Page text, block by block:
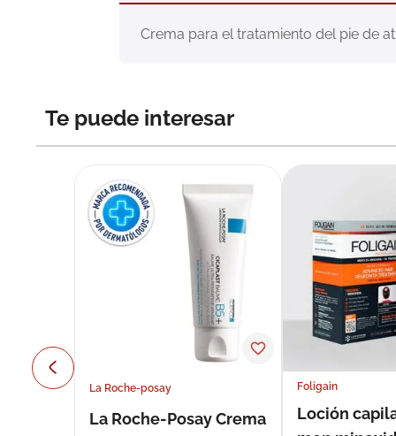
Crema para el tratamiento del pie de
Te puede interesar
La Roche-posay
La Roche-Posay Crema
Foligain
Loción